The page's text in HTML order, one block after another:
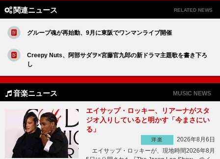
関連ニュース RELATED NEWS
グループ魂が再始動、9月に東阪でワンマンライブ開催
Creepy Nuts、阿部サダヲ×宮藤官九郎の新ドラマ主題歌を書き下ろ
し
音楽ニュース MUSIC NEWS
エイサップ・ロッキー、リアーナがスタ
ジオ入りしていると明かす「今まさにい
る」
洋楽
2026年8月6日
エイサップ・ロッキーが、現地時間2026年8月